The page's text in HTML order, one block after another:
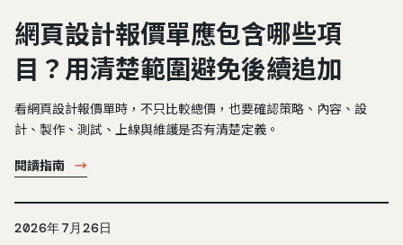
網頁設計報價單應包含哪些項
目？用清楚範圍避免後續追加
看網頁設計報價單時，不只比較總價，也要確認策略、內容、設
計、製作、測試、上線與維護是否有清楚定義。
閱讀指南 →
2026年7月26日